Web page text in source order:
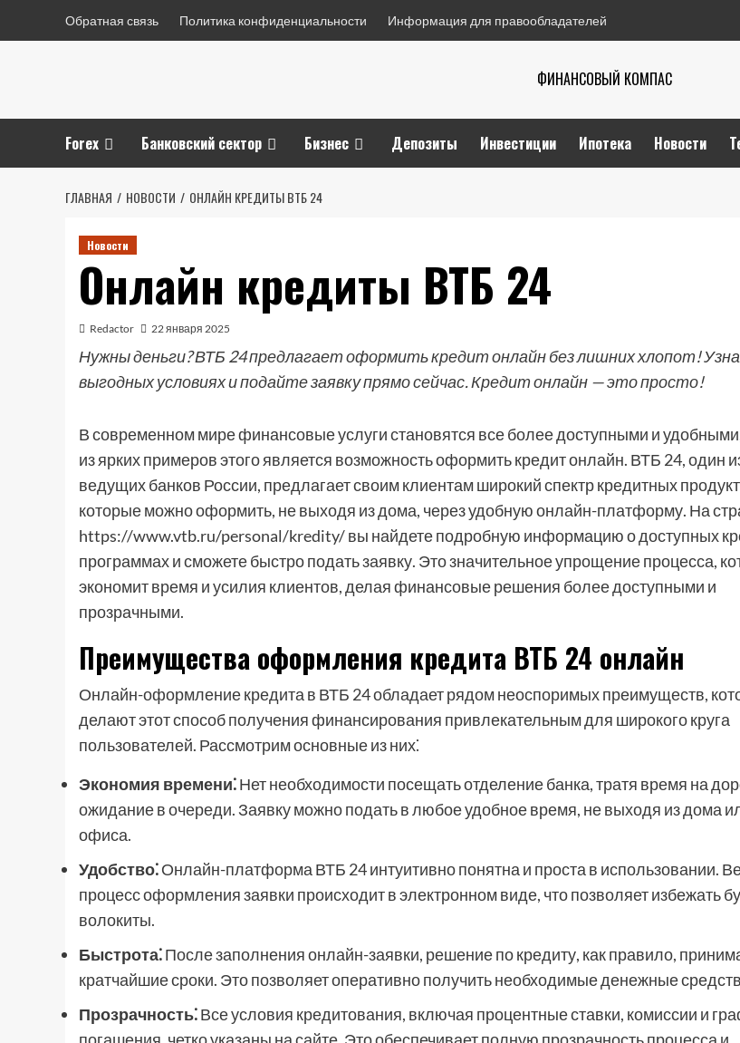
Обратная связь Политика конфиденциальности Информация для правообладателей
ФИНАНСОВЫЙ КОМПАС
Forex Банковский сектор Бизнес Депозиты Инвестиции Ипотека Новости
ГЛАВНАЯ НОВОСТИ ОНЛАЙН КРЕДИТЫ ВТБ 24
Новости
Онлайн кредиты ВТБ 24
Redactor 22 января 2025
Нужны деньги? ВТБ 24 предлагает оформить кредит онлайн без лишних хлопот!
выгодных условиях и подайте заявку прямо сейчас. Кредит онлайн — это просто!
В современном мире финансовые услуги становятся все более доступными и
из ярких примеров этого является возможность оформить кредит онлайн. ВТБ 24, один
ведущих банков России, предлагает своим клиентам широкий спектр кредитных
которые можно оформить, не выходя из дома, через удобную онлайн-платформу. На
https://www.vtb.ru/personal/kredity/ вы найдете подробную информацию о доступных
программах и сможете быстро подать заявку. Это значительное упрощение процесса,
экономит время и усилия клиентов, делая финансовые решения более доступными и
прозрачными.
Преимущества оформления кредита ВТБ 24 онлайн
Онлайн-оформление кредита в ВТБ 24 обладает рядом неоспоримых преимуществ,
делают этот способ получения финансирования привлекательным для широкого круга
пользователей. Рассмотрим основные из них⁚
Экономия времени⁚Нет необходимости посещать отделение банка, тратя время на
ожидание в очереди. Заявку можно подать в любое удобное время, не выходя из дома
офиса.
Удобство⁚Онлайн-платформа ВТБ 24 интуитивно понятна и проста в использовании.
процесс оформления заявки происходит в электронном виде, что позволяет избежать
волокиты.
Быстрота⁚После заполнения онлайн-заявки, решение по кредиту, как правило,
кратчайшие сроки. Это позволяет оперативно получить необходимые денежные
Прозрачность⁚Все условия кредитования, включая процентные ставки, комиссии и